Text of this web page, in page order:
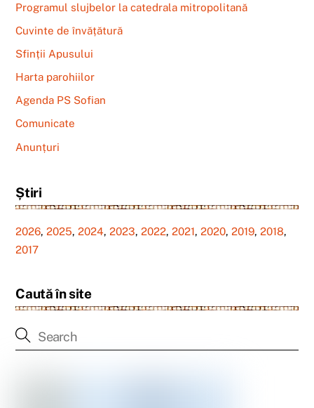
Programul slujbelor la catedrala mitropolitană
Cuvinte de învățătură
Sfinții Apusului
Harta parohiilor
Agenda PS Sofian
Comunicate
Anunțuri
Știri
2026,2025,2024,2023,2022,2021,2020,2019,2018,
2017
Caută în site